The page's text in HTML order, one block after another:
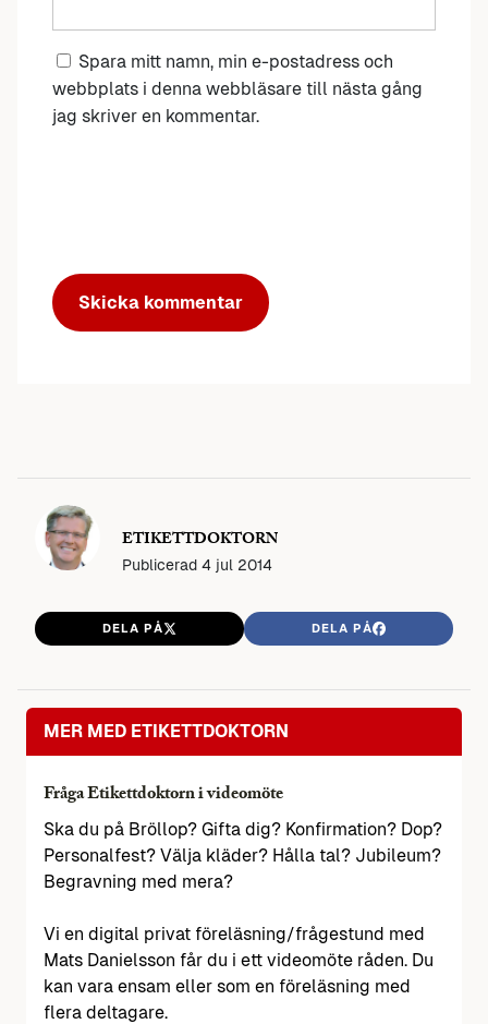
Spara mitt namn, min e-postadress och
webbplats i denna webbläsare till nästa gång
jag skriver en kommentar.
ETIKETTDOKTORN
Publicerad 4 jul 2014
DELA PÅ DELA PÅ
MER MED ETIKETTDOKTORN
Fråga Etikettdoktorn i videomöte
Ska du på Bröllop? Gifta dig? Konfirmation? Dop?
Personalfest? Välja kläder? Hålla tal? Jubileum?
Begravning med mera?
Vi en digital privat föreläsning/frågestund med
Mats Danielsson får du i ett videomöte råden. Du
kan vara ensam eller som en föreläsning med
flera deltagare.